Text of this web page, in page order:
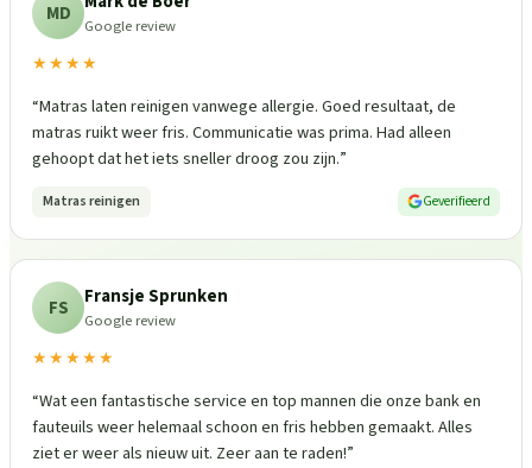
MD Google review
★★★★
“Matras laten reinigen vanwege allergie. Goed resultaat, de
matras ruikt weer fris. Communicatie was prima. Had alleen
gehoopt dat het iets sneller droog zou zijn.”
Matras reinigen Geverifieerd
FS Fransje Sprunken
Google review
★★★★★
“Wat een fantastische service en top mannen die onze bank en
fauteuils weer helemaal schoon en fris hebben gemaakt. Alles
ziet er weer als nieuw uit. Zeer aan te raden!”